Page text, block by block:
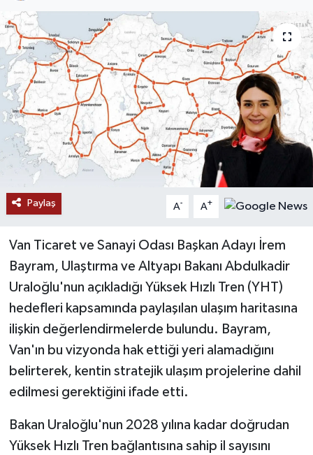
Paylaş A- A+
Van Ticaret ve Sanayi Odası Başkan Adayı İrem
Bayram, Ulaştırma ve Altyapı Bakanı Abdulkadir
Uraloğlu'nun açıkladığı Yüksek Hızlı Tren (YHT)
hedefleri kapsamında paylaşılan ulaşım haritasına
ilişkin değerlendirmelerde bulundu. Bayram,
Van'ın bu vizyonda hak ettiği yeri alamadığını
belirterek, kentin stratejik ulaşım projelerine dahil
edilmesi gerektiğini ifade etti.
Bakan Uraloğlu'nun 2028 yılına kadar doğrudan
Yüksek Hızlı Tren bağlantısına sahip il sayısını